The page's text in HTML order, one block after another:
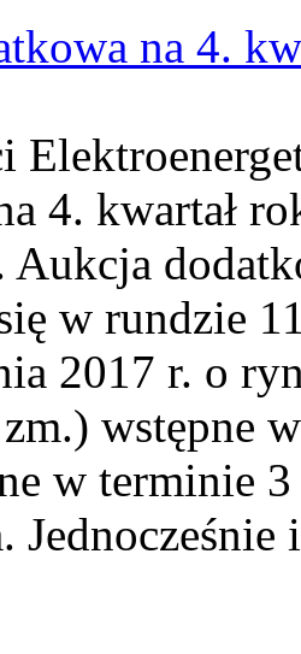
na 4.
4. kwartał
Aukcja
w rundzie
2017 r. o
wstępne
w terminie